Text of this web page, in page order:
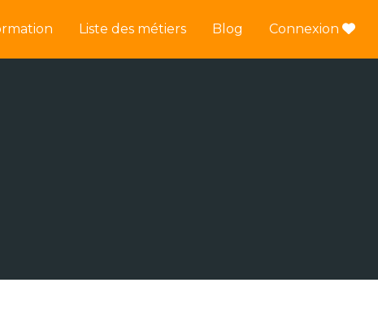
Liste des métiers Blog Connexion